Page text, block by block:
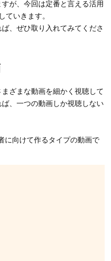
が、今回は定番と言える活用
いきます。
、ぜひ取り入れてみてくださ
ざまな動画を細かく視聴して
、一つの動画しか視聴しない
に向けて作るタイプの動画で